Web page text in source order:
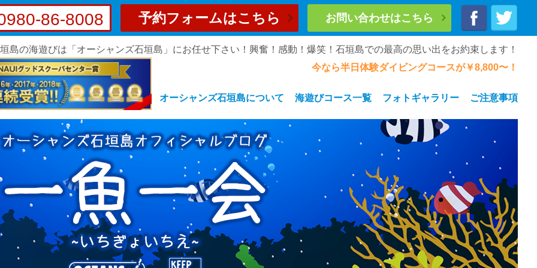
86-8008 予約フォームはこちら お問い合わせはこちら
島の海遊びは「オーシャンズ石垣島」にお任せ下さい！興奮！感動！爆笑！石垣島での最高の思い出をお約束します！
今なら半日体験ダイビングコースが￥8,800〜！
オーシャンズ石垣島について 海遊びコース一覧 フォトギャラリー ご注意事項